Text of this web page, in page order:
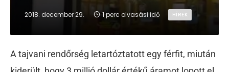
2018. december 29. 1 perc olvasási idő HÍREK
A tajvani rendőrség letartóztatott egy férfit, miután